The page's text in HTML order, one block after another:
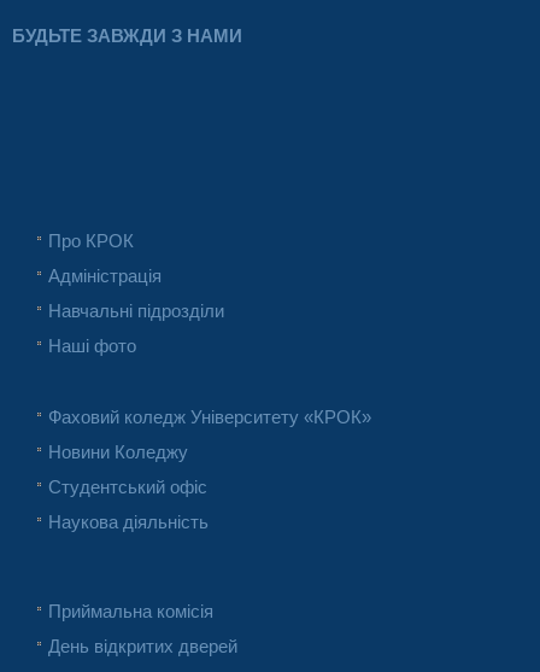
БУДЬТЕ ЗАВЖДИ З НАМИ
Про КРОК
Адміністрація
Навчальні підрозділи
Наші фото
Фаховий коледж Університету «КРОК»
Новини Коледжу
Студентський офіс
Наукова діяльність
Приймальна комісія
День відкритих дверей